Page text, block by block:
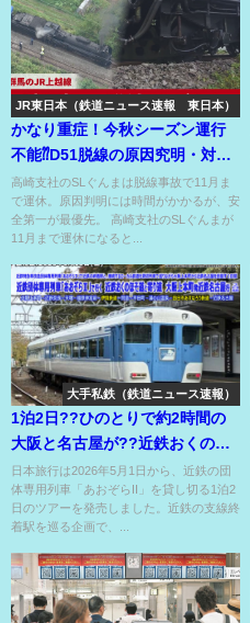
JR東日本（鉄道ニュース速報 東日本）
かなり重症！今秋シーズン運行
不能⁇D51脱線の原因究明・対策
実施まで相当時間が必要⁇
高崎支社のSLぐんまは脱線事故で11月ま
で運休。原因判明には時間がかかるが、安
全第一が最優先。 高崎支社のSLぐんまが
11月まで運休になると...
大手私鉄（鉄道ニュース速報）
1泊2日??ひのとりで約2時間の
大阪と名古屋が??近鉄おくのほ
そ道と寄り道??
日本旅行は2026年5月1日から、近鉄の団
体専用列車「あおぞらII」を貸し切る1泊2
日のツアーを発売しました。近鉄の支線終
着駅を巡る企画で、...